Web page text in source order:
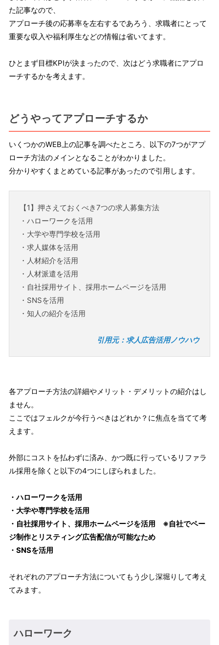
た記事なので、
アプローチ後の応募率を左右するであろう、求職者にとって
重要な収入や福利厚生などの情報は省いてます。
ひとまず目標KPIが決まったので、次はどう求職者にアプロ
ーチするかを考えます。
どうやってアプローチするか
いくつかのWEB上の記事を調べたところ、以下の7つがアプ
ローチ方法のメインとなることがわかりました。
分かりやすくまとめている記事があったので引用します。
【1】押さえておくべき7つの求人募集方法
・ハローワークを活用
・大学や専門学校を活用
・求人媒体を活用
・人材紹介を活用
・人材派遣を活用
・自社採用サイト、採用ホームページを活用
・SNSを活用
・知人の紹介を活用
引用元：求人広告活用ノウハウ
各アプローチ方法の詳細やメリット・デメリットの紹介はし
ません。
ここではフェルクが今行うべきはどれか？に焦点を当てて考
えます。
外部にコストを払わずに済み、かつ既に行っているリファラ
ル採用を除くと以下の4つにしぼられました。
・ハローワークを活用
・大学や専門学校を活用
・自社採用サイト、採用ホームページを活用 ※自社でペー
ジ制作とリスティング広告配信が可能なため
・SNSを活用
それぞれのアプローチ方法についてもう少し深堀りして考え
てみます。
ハローワーク